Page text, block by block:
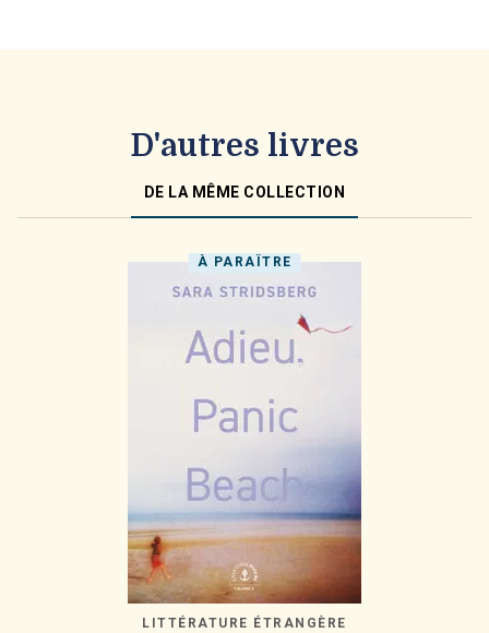
D'autres livres
DE LA MÊME COLLECTION
À PARAÎTRE
LITTÉRATURE ÉTRANGÈRE